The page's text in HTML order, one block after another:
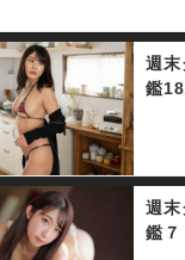
週末
鑑
週末
鑑７